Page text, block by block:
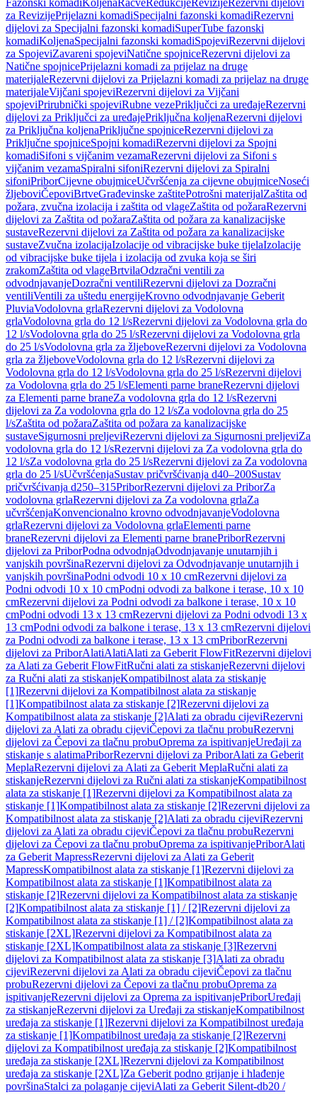
Fazonski komadiKoljenaRačveRedukcijeRevizijeRezervni dijelovi
za RevizijePrijelazni komadiSpecijalni fazonski komadiRezervni
dijelovi za Specijalni fazonski komadiSuperTube fazonski
komadiKoljenaSpecijalni fazonski komadiSpojeviRezervni dijelovi
za SpojeviZavareni spojeviNatične spojniceRezervni dijelovi za
Natične spojnicePrijelazni komadi za prijelaz na druge
materijaleRezervni dijelovi za Prijelazni komadi za prijelaz na druge
materijaleVijčani spojeviRezervni dijelovi za Vijčani
spojeviPrirubnički spojeviRubne vezePriključci za uređajeRezervni
dijelovi za Priključci za uređajePriključna koljenaRezervni dijelovi
za Priključna koljenaPriključne spojniceRezervni dijelovi za
Priključne spojniceSpojni komadiRezervni dijelovi za Spojni
komadiSifoni s vijčanim vezamaRezervni dijelovi za Sifoni s
vijčanim vezamaSpiralni sifoniRezervni dijelovi za Spiralni
sifoniPriborCijevne obujmiceUčvršćenja za cijevne obujmiceNoseći
žljeboviČepoviBrtveGrađevinske zaštitePotrošni materijalZaštita od
požara, zvučna izolacija i zaštita od vlageZaštita od požaraRezervni
dijelovi za Zaštita od požaraZaštita od požara za kanalizacijske
sustaveRezervni dijelovi za Zaštita od požara za kanalizacijske
sustaveZvučna izolacijaIzolacije od vibracijske buke tijelaIzolacije
od vibracijske buke tijela i izolacija od zvuka koja se širi
zrakomZaštita od vlageBrtvilaOdzračni ventili za
odvodnjavanjeDozračni ventiliRezervni dijelovi za Dozračni
ventiliVentili za uštedu energijeKrovno odvodnjavanje Geberit
PluviaVodolovna grlaRezervni dijelovi za Vodolovna
grlaVodolovna grla do 12 l/sRezervni dijelovi za Vodolovna grla do
12 l/sVodolovna grla do 25 l/sRezervni dijelovi za Vodolovna grla
do 25 l/sVodolovna grla za žljeboveRezervni dijelovi za Vodolovna
grla za žljeboveVodolovna grla do 12 l/sRezervni dijelovi za
Vodolovna grla do 12 l/sVodolovna grla do 25 l/sRezervni dijelovi
za Vodolovna grla do 25 l/sElementi parne braneRezervni dijelovi
za Elementi parne braneZa vodolovna grla do 12 l/sRezervni
dijelovi za Za vodolovna grla do 12 l/sZa vodolovna grla do 25
l/sZaštita od požaraZaštita od požara za kanalizacijske
sustaveSigurnosni preljeviRezervni dijelovi za Sigurnosni preljeviZa
vodolovna grla do 12 l/sRezervni dijelovi za Za vodolovna grla do
12 l/sZa vodolovna grla do 25 l/sRezervni dijelovi za Za vodolovna
grla do 25 l/sUčvršćenjaSustav pričvršćivanja d40–200Sustav
pričvršćivanja d250–315PriborRezervni dijelovi za PriborZa
vodolovna grlaRezervni dijelovi za Za vodolovna grlaZa
učvršćenjaKonvencionalno krovno odvodnjavanjeVodolovna
grlaRezervni dijelovi za Vodolovna grlaElementi parne
braneRezervni dijelovi za Elementi parne branePriborRezervni
dijelovi za PriborPodna odvodnjaOdvodnjavanje unutarnjih i
vanjskih površinaRezervni dijelovi za Odvodnjavanje unutarnjih i
vanjskih površinaPodni odvodi 10 x 10 cmRezervni dijelovi za
Podni odvodi 10 x 10 cmPodni odvodi za balkone i terase, 10 x 10
cmRezervni dijelovi za Podni odvodi za balkone i terase, 10 x 10
cmPodni odvodi 13 x 13 cmRezervni dijelovi za Podni odvodi 13 x
13 cmPodni odvodi za balkone i terase, 13 x 13 cmRezervni dijelovi
za Podni odvodi za balkone i terase, 13 x 13 cmPriborRezervni
dijelovi za PriborAlatiAlatiAlati za Geberit FlowFitRezervni dijelovi
za Alati za Geberit FlowFitRučni alati za stiskanjeRezervni dijelovi
za Ručni alati za stiskanjeKompatibilnost alata za stiskanje
[1]Rezervni dijelovi za Kompatibilnost alata za stiskanje
[1]Kompatibilnost alata za stiskanje [2]Rezervni dijelovi za
Kompatibilnost alata za stiskanje [2]Alati za obradu cijeviRezervni
dijelovi za Alati za obradu cijeviČepovi za tlačnu probuRezervni
dijelovi za Čepovi za tlačnu probuOprema za ispitivanjeUređaji za
stiskanje s alatimaPriborRezervni dijelovi za PriborAlati za Geberit
MeplaRezervni dijelovi za Alati za Geberit MeplaRučni alati za
stiskanjeRezervni dijelovi za Ručni alati za stiskanjeKompatibilnost
alata za stiskanje [1]Rezervni dijelovi za Kompatibilnost alata za
stiskanje [1]Kompatibilnost alata za stiskanje [2]Rezervni dijelovi za
Kompatibilnost alata za stiskanje [2]Alati za obradu cijeviRezervni
dijelovi za Alati za obradu cijeviČepovi za tlačnu probuRezervni
dijelovi za Čepovi za tlačnu probuOprema za ispitivanjePriborAlati
za Geberit MapressRezervni dijelovi za Alati za Geberit
MapressKompatibilnost alata za stiskanje [1]Rezervni dijelovi za
Kompatibilnost alata za stiskanje [1]Kompatibilnost alata za
stiskanje [2]Rezervni dijelovi za Kompatibilnost alata za stiskanje
[2]Kompatibilnost alata za stiskanje [1] / [2]Rezervni dijelovi za
Kompatibilnost alata za stiskanje [1] / [2]Kompatibilnost alata za
stiskanje [2XL]Rezervni dijelovi za Kompatibilnost alata za
stiskanje [2XL]Kompatibilnost alata za stiskanje [3]Rezervni
dijelovi za Kompatibilnost alata za stiskanje [3]Alati za obradu
cijeviRezervni dijelovi za Alati za obradu cijeviČepovi za tlačnu
probuRezervni dijelovi za Čepovi za tlačnu probuOprema za
ispitivanjeRezervni dijelovi za Oprema za ispitivanjePriborUređaji
za stiskanjeRezervni dijelovi za Uređaji za stiskanjeKompatibilnost
uređaja za stiskanje [1]Rezervni dijelovi za Kompatibilnost uređaja
za stiskanje [1]Kompatibilnost uređaja za stiskanje [2]Rezervni
dijelovi za Kompatibilnost uređaja za stiskanje [2]Kompatibilnost
uređaja za stiskanje [2XL]Rezervni dijelovi za Kompatibilnost
uređaja za stiskanje [2XL]Za Geberit podno grijanje i hlađenje
površinaStalci za polaganje cijeviAlati za Geberit Silent-db20 /